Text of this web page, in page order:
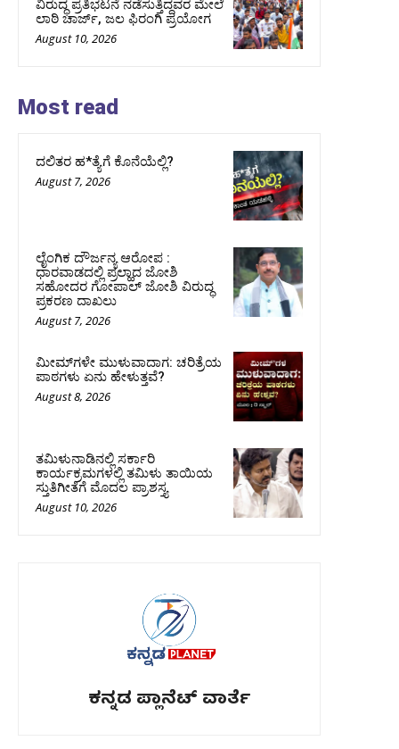
ವಿರುದ್ಧ ಪ್ರತಿಭಟನೆ ನಡೆಸುತ್ತಿದ್ದವರ ಮೇಲೆ
ಲಾಠಿ ಚಾರ್ಜ್‌, ಜಲ ಫಿರಂಗಿ ಪ್ರಯೋಗ
August 10, 2026
Most read
ದಲಿತರ ಹ*ತ್ಯೆಗೆ ಕೊನೆಯೆಲ್ಲಿ?
August 7, 2026
ಲೈಂಗಿಕ ದೌರ್ಜನ್ಯ ಆರೋಪ :
ಧಾರವಾಡದಲ್ಲಿ ಪ್ರಲ್ಹಾದ ಜೋಶಿ
ಸಹೋದರ ಗೋಪಾಲ್ ಜೋಶಿ ವಿರುದ್ಧ
ಪ್ರಕರಣ ದಾಖಲು
August 7, 2026
ಮೀಮ್‌ಗಳೇ ಮುಳುವಾದಾಗ: ಚರಿತ್ರೆಯ
ಪಾಠಗಳು ಏನು ಹೇಳುತ್ತವೆ?
August 8, 2026
ತಮಿಳುನಾಡಿನಲ್ಲಿ ಸರ್ಕಾರಿ
ಕಾರ್ಯಕ್ರಮಗಳಲ್ಲಿ ತಮಿಳು ತಾಯಿಯ
ಸ್ತುತಿಗೀತೆಗೆ ಮೊದಲ ಪ್ರಾಶಸ್ತ್ಯ
August 10, 2026
ಕನ್ನಡ ಪ್ಲಾನೆಟ್ ವಾರ್ತೆ